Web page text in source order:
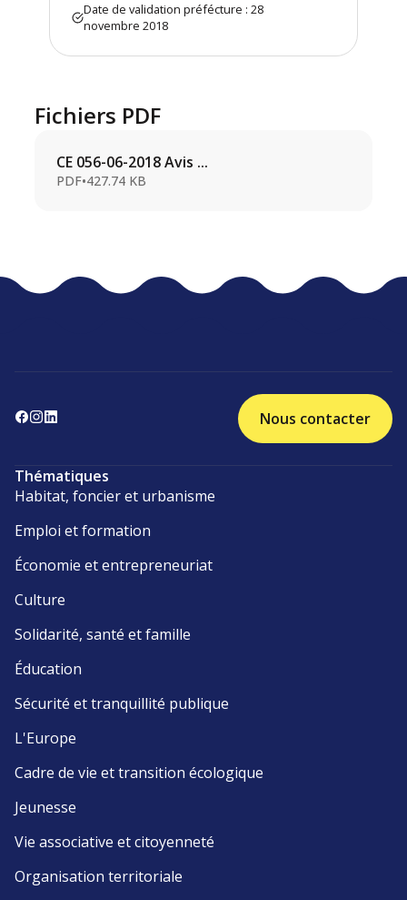
Date de validation préfécture : 28
novembre 2018
Fichiers PDF
CE 056-06-2018 Avis ...
PDF•427.74 KB
Nous contacter
Thématiques
Habitat, foncier et urbanisme
Emploi et formation
Économie et entrepreneuriat
Culture
Solidarité, santé et famille
Éducation
Sécurité et tranquillité publique
L'Europe
Cadre de vie et transition écologique
Jeunesse
Vie associative et citoyenneté
Organisation territoriale